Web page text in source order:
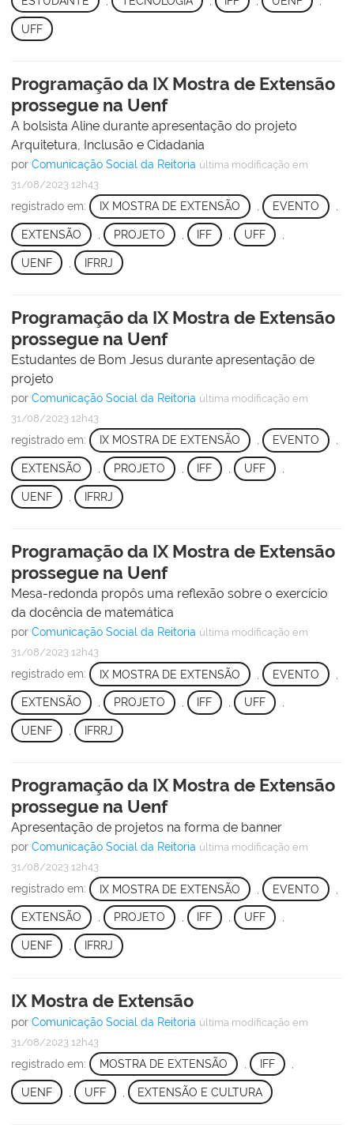
UFF
Programação da IX Mostra de Extensão
prossegue na Uenf
A bolsista Aline durante apresentação do projeto
Arquitetura, Inclusão e Cidadania
por Comunicação Social da Reitoria última modificação em
31/08/2023 12h43
registrado em: IX MOSTRA DE EXTENSÃO , EVENTO ,
EXTENSÃO PROJETO IFF , UFF
UENF IFRRJ
Programação da IX Mostra de Extensão
prossegue na Uenf
Estudantes de Bom Jesus durante apresentação de
projeto
por Comunicação Social da Reitoria última modificação em
31/08/2023 12h43
registrado em: IX MOSTRA DE EXTENSÃO , EVENTO ,
EXTENSÃO PROJETO IFF , UFF
UENF IFRRJ
Programação da IX Mostra de Extensão
prossegue na Uenf
Mesa-redonda propôs uma reflexão sobre o exercício
da docência de matemática
por Comunicação Social da Reitoria última modificação em
31/08/2023 12h43
registrado em: IX MOSTRA DE EXTENSÃO EVENTO
EXTENSÃO , PROJETO , IFF , UFF ,
UENF IFRRJ
Programação da IX Mostra de Extensão
prossegue na Uenf
Apresentação de projetos na forma de banner
por Comunicação Social da Reitoria última modificação em
31/08/2023 12h43
registrado em: IX MOSTRA DE EXTENSÃO EVENTO
EXTENSÃO , PROJETO , IFF , UFF ,
UENF IFRRJ
IX Mostra de Extensão
por Comunicação Social da Reitoria última modificação em
31/08/2023 12h43
registrado em: MOSTRA DE EXTENSÃO IFF
UENF UFF EXTENSÃO E CULTURA